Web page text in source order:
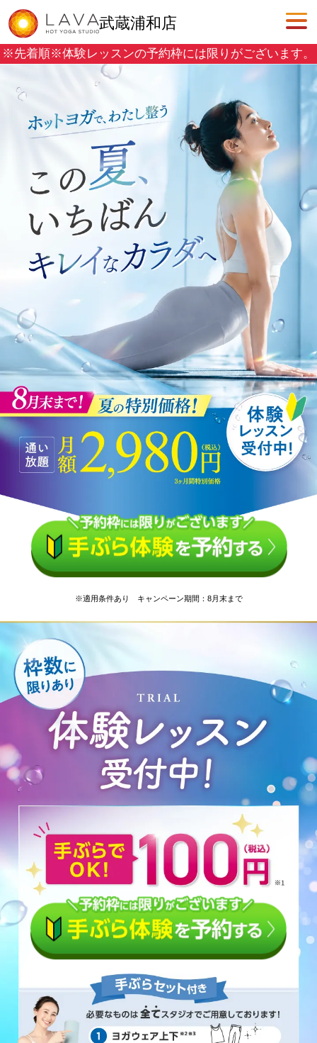
武蔵浦和店
※先着順※体験レッスンの予約枠には限りがございます。
※適用条件あり キャンペーン期間：8月末まで